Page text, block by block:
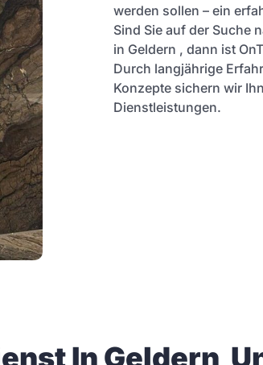
werden sollen – ein
Sind Sie auf der Suche
in Geldern , dann ist
Durch langjährige
Konzepte sichern wir
Dienstleistungen.
In Geldern